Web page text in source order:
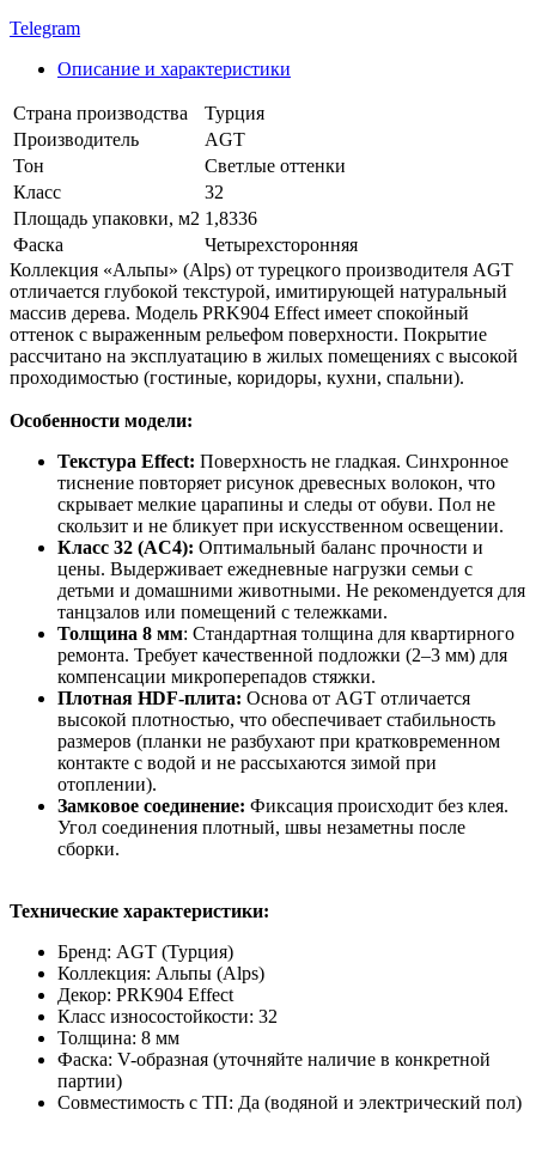
Telegram
Описание и характеристики
Страна производства
Турция
Производитель
AGT
Тон
Светлые оттенки
Класс
32
Площадь упаковки, м2 1,8336
Фаска
Четырехсторонняя
Коллекция «Альпы» (Alps) от турецкого производителя AGT
отличается глубокой текстурой, имитирующей натуральный
массив дерева. Модель PRK904 Effect имеет спокойный
оттенок с выраженным рельефом поверхности. Покрытие
рассчитано на эксплуатацию в жилых помещениях с высокой
проходимостью (гостиные, коридоры, кухни, спальни).
Особенности модели:
Текстура Effect: Поверхность не гладкая. Синхронное
тиснение повторяет рисунок древесных волокон, что
скрывает мелкие царапины и следы от обуви. Пол не
скользит и не бликует при искусственном освещении.
Класс 32 (AC4): Оптимальный баланс прочности и
цены. Выдерживает ежедневные нагрузки семьи с
детьми и домашними животными. Не рекомендуется для
танцзалов или помещений с тележками.
Толщина 8 мм: Стандартная толщина для квартирного
ремонта. Требует качественной подложки (2–3 мм) для
компенсации микроперепадов стяжки.
Плотная HDF-плита: Основа от AGT отличается
высокой плотностью, что обеспечивает стабильность
размеров (планки не разбухают при кратковременном
контакте с водой и не рассыхаются зимой при
отоплении).
Замковое соединение: Фиксация происходит без клея.
Угол соединения плотный, швы незаметны после
сборки.
Технические характеристики:
Бренд: AGT (Турция)
Коллекция: Альпы (Alps)
Декор: PRK904 Effect
Класс износостойкости: 32
Толщина: 8 мм
Фаска: V-образная (уточняйте наличие в конкретной
партии)
Совместимость с ТП: Да (водяной и электрический пол)